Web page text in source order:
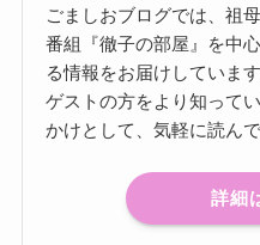
ごましおブログでは、祖
番組『徹子の部屋』を中
る情報をお届けしています
ゲストの方をより知って
かけとして、気軽に読ん
詳細